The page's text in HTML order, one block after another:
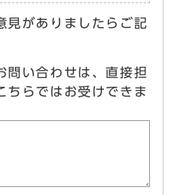
見がありましたらご記
問い合わせは、直接担
ちらではお受けできま